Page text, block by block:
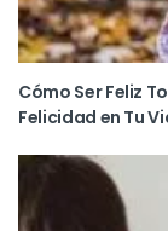
Cómo Ser Feliz
Felicidad en Tu